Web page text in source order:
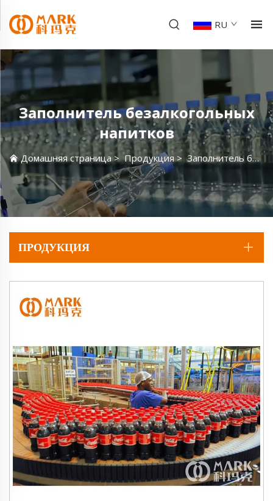
RU
Заполнитель безалкогольных
напитков
Домашняя страница >Продукция >Заполнитель безалкогольных напитков
ПРОДУКЦИЯ